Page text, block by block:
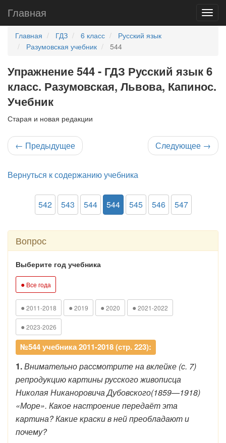
Главная
Главная ГДЗ 6 класс
Русский язык
Разумовская учебник
544
Упражнение 544 - ГДЗ Русский язык 6
класс. Разумовская, Львова, Капинос.
Учебник
Старая и новая редакции
← Предыдущее Следующее →
Вернуться к содержанию учебника
542 543 544 544 545 546 547
Вопрос
Выберите год учебника
● Все года
● 2011-2018 ● 2019 ● 2020 ● 2021-2022
● 2023-2026
№544 учебника 2011-2018 (стр. 223):
1.Внимательно рассмотрите на вклейке (с. 7)
репродукцию картины русского живописца
Николая Никаноровича Дубовского(1859—1918)
«Море». Какое настроение передаёт эта
картина? Какие краски в ней преобладают и
почему?